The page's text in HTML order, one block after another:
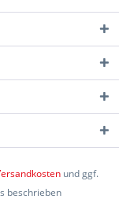
und ggf.
beschrieben